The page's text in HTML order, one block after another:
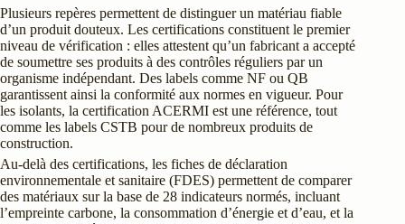
Plusieurs repères permettent de distinguer un matériau fiable
d’un produit douteux. Les certifications constituent le premier
niveau de vérification : elles attestent qu’un fabricant a accepté
de soumettre ses produits à des contrôles réguliers par un
organisme indépendant. Des labels comme NF ou QB
garantissent ainsi la conformité aux normes en vigueur. Pour
les isolants, la certification ACERMI est une référence, tout
comme les labels CSTB pour de nombreux produits de
construction.
Au-delà des certifications, les fiches de déclaration
environnementale et sanitaire (FDES) permettent de comparer
des matériaux sur la base de 28 indicateurs normés, incluant
l’empreinte carbone, la consommation d’énergie et d’eau, et la